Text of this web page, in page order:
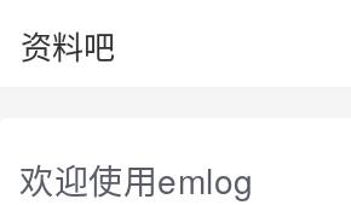
资料吧
欢迎使用emlog